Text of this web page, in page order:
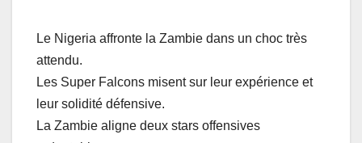
Le Nigeria affronte la Zambie dans un choc très
attendu.
Les Super Falcons misent sur leur expérience et
leur solidité défensive.
La Zambie aligne deux stars offensives